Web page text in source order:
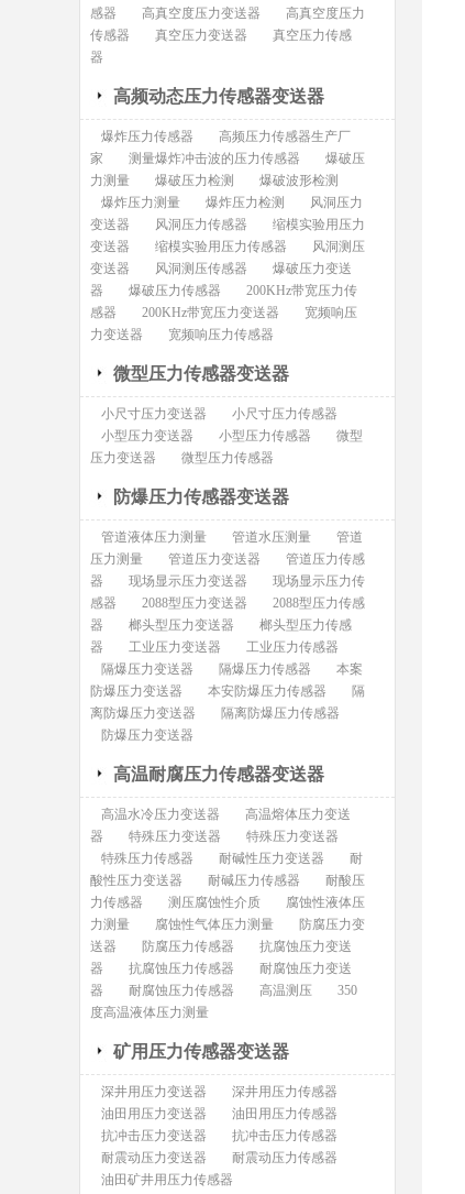
感器
高真空度压力变送器
高真空度压力
传感器
真空压力变送器
真空压力传感
器
高频动态压力传感器变送器
爆炸压力传感器
高频压力传感器生产厂
家
测量爆炸冲击波的压力传感器
爆破压
力测量
爆破压力检测
爆破波形检测
爆炸压力测量
爆炸压力检测
风洞压力
变送器
风洞压力传感器
缩模实验用压力
变送器
缩模实验用压力传感器
风洞测压
变送器
风洞测压传感器
爆破压力变送
器
爆破压力传感器
200KHz带宽压力传
感器
200KHz带宽压力变送器
宽频响压
力变送器
宽频响压力传感器
微型压力传感器变送器
小尺寸压力变送器
小尺寸压力传感器
小型压力变送器
小型压力传感器
微型
压力变送器
微型压力传感器
防爆压力传感器变送器
管道液体压力测量 管道水压测量
管道
压力测量
管道压力变送器
管道压力传感
器
现场显示压力变送器
现场显示压力传
感器
2088型压力变送器
2088型压力传感
器
榔头型压力变送器
榔头型压力传感
器
工业压力变送器
工业压力传感器
隔爆压力变送器
隔爆压力传感器
本案
防爆压力变送器
本安防爆压力传感器
隔
离防爆压力变送器
隔离防爆压力传感器
防爆压力变送器
高温耐腐压力传感器变送器
高温水冷压力变送器
高温熔体压力变送
器
特殊压力变送器
特殊压力变送器
特殊压力传感器
耐碱性压力变送器
耐
酸性压力变送器
耐碱压力传感器
耐酸压
力传感器
测压腐蚀性介质
腐蚀性液体压
力测量
腐蚀性气体压力测量
防腐压力变
送器
防腐压力传感器
抗腐蚀压力变送
器
抗腐蚀压力传感器
耐腐蚀压力变送
器
耐腐蚀压力传感器 高温测压
350
度高温液体压力测量
矿用压力传感器变送器
深井用压力变送器
深井用压力传感器
油田用压力变送器
油田用压力传感器
抗冲击压力变送器
抗冲击压力传感器
耐震动压力变送器
耐震动压力传感器
油田矿井用压力传感器